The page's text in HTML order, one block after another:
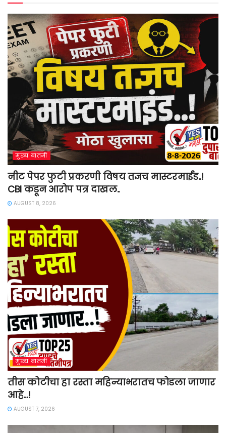
मुख्य बातमी
नीट पेपर फुटी प्रकरणी विषय तज्ञच मास्टरमाईंड..!
CBI कडून आरोप पत्र दाखल..
AUGUST 8, 2026
मुख्य बातमी
तीस कोटीचा हा रस्ता महिन्याभरातच फोडला जाणार
आहे…!
AUGUST 7, 2026